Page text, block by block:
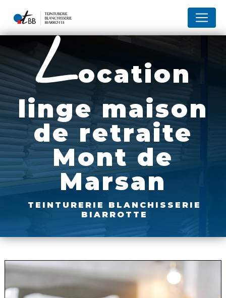
location
linge maison
de retraite
Mont de
Marsan
TEINTURERIE BLANCHISSERIE
BIARROTTE